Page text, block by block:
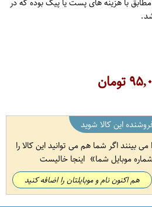
تومان
این کالا شوید
بینند اگر شما هم می توانید این کالا را
موبایل شما اینجا خالیست
هم اکنون نام و موبایلتان را اضافه کنید